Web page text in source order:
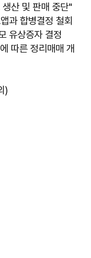
산 및 판매 중단"
과 합병결정 철회
유상증자 결정
따른 정리매매 개
)